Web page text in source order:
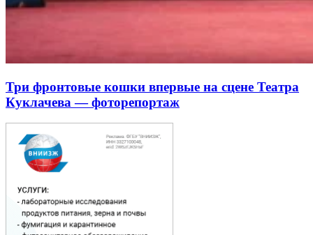
Три фронтовые кошки впервые на сцене Театра
Куклачева — фоторепортаж